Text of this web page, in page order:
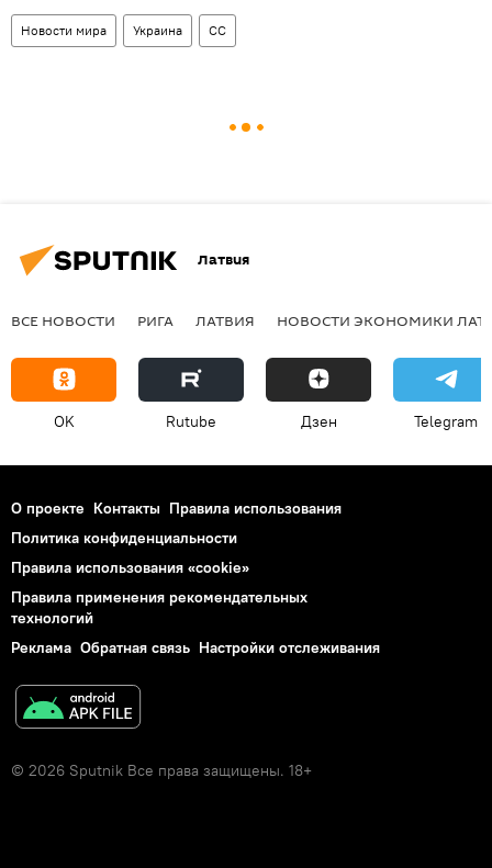
Новости мира Украина СС
Латвия
ВСЕ НОВОСТИ РИГА ЛАТВИЯ НОВОСТИ ЭКОНОМИКИ
OK Rutube Дзен Telegram
О проекте Контакты Правила использования
Политика конфиденциальности
Правила использования «cookie»
Правила применения рекомендательных
технологий
Реклама Обратная связь Настройки отслеживания
© 2026 Sputnik Все права защищены. 18+